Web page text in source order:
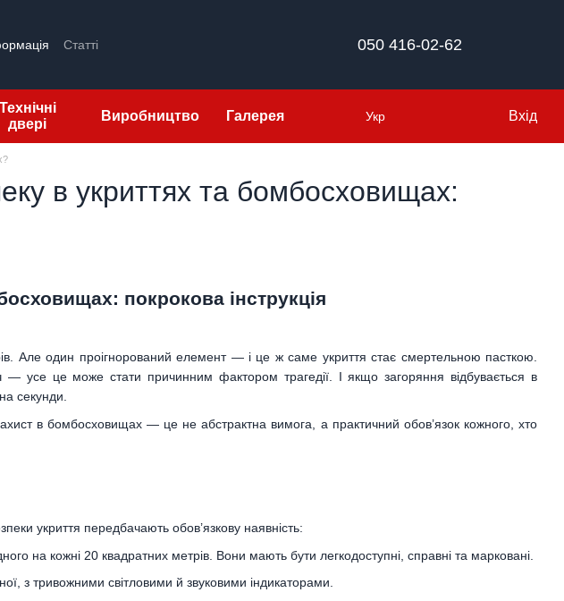
Статті
050 416-02-62
Технічні
двері
Виробництво Галерея Укр Вхід
в укриттях та бомбосховищах:
покрокова інструкція
Але один проігнорований елемент — і це ж саме укриття стає смертельною пасткою.
— усе це може стати причинним фактором трагедії. І якщо загоряння відбувається в
секунди.
в бомбосховищах — це не абстрактна вимога, а практичний обов’язок кожного, хто
укриття передбачають обов’язкову наявність:
на кожні 20 квадратних метрів. Вони мають бути легкодоступні, справні та марковані.
з тривожними світловими й звуковими індикаторами.